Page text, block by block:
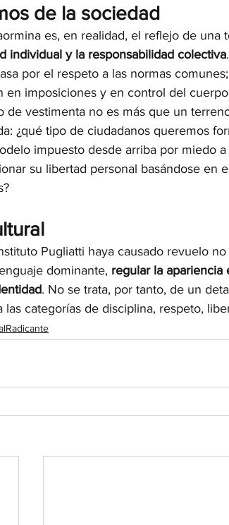
de la sociedad
es, en realidad, el reflejo de una
individual y la responsabilidad colectiva
por el respeto a las normas
en imposiciones y en control del
de vestimenta no es más que un
¿qué tipo de ciudadanos queremos
impuesto desde arriba por miedo
su libertad personal basándose en
Pugliatti haya causado revuelo
dominante, regular la
. No se trata, por tanto, de un
categorías de disciplina, respeto,